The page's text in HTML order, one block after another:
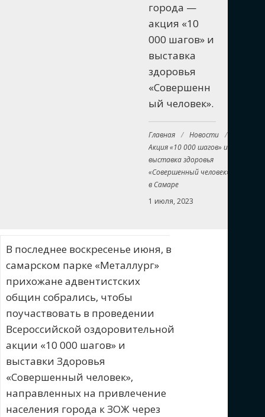
города —
акция «10
000 шагов» и
выставка
здоровья
«Совершенн
ый человек».
Главная / Новости /
Акция «10 000 шагов» и
выставка здоровья
«Совершенный человек»
в Самаре
1 июля, 2023
В последнее воскресенье июня, в
самарском парке «Металлург»
прихожане адвентистских
общин собрались, чтобы
поучаствовать в проведении
Всероссийской оздоровительной
акции «10 000 шагов» и
выставки Здоровья
«Совершенный человек»,
направленных на привлечение
населения города к ЗОЖ через